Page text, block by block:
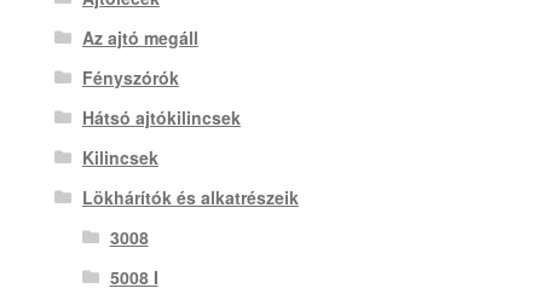
Az ajtó megáll
Fényszórók
Hátsó ajtókilincsek
Kilincsek
Lökhárítók és alkatrészeik
3008
5008 I